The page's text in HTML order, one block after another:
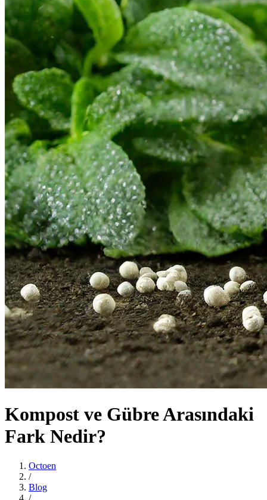
Kompost ve Gübre Arasındaki
Fark Nedir?
Octoen
/
Blog
/